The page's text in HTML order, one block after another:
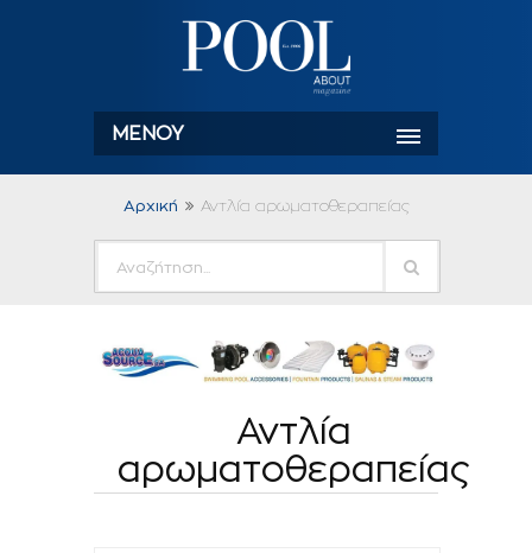
ΜΕΝΟΎ
Αρχική Αντλία αρωματοθεραπείας
Αντλία
αρωματοθεραπείας